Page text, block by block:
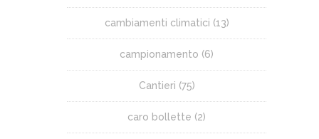
cambiamenti climatici (13)
campionamento (6)
Cantieri (75)
caro bollette (2)